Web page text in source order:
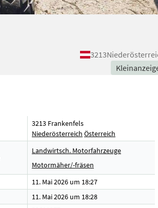
3213
3213 Frankenfels
Niederösterreich Österreich
Landwirtsch. Motorfahrzeuge
Motormäher/-fräsen
11. Mai 2026 um 18:27
11. Mai 2026 um 18:28